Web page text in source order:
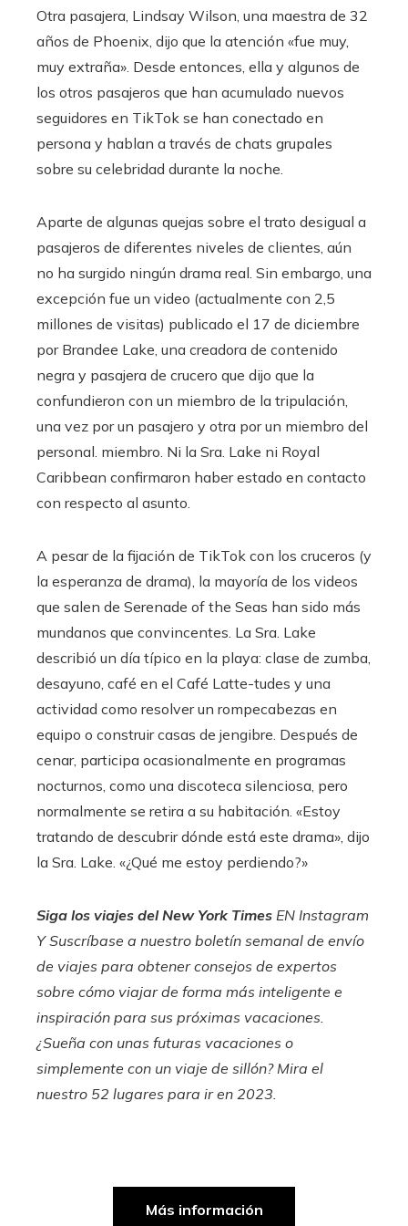
Otra pasajera, Lindsay Wilson, una maestra de 32
años de Phoenix, dijo que la atención «fue muy,
muy extraña». Desde entonces, ella y algunos de
los otros pasajeros que han acumulado nuevos
seguidores en TikTok se han conectado en
persona y hablan a través de chats grupales
sobre su celebridad durante la noche.
Aparte de algunas quejas sobre el trato desigual a
pasajeros de diferentes niveles de clientes, aún
no ha surgido ningún drama real. Sin embargo, una
excepción fue un video (actualmente con 2,5
millones de visitas) publicado el 17 de diciembre
por Brandee Lake, una creadora de contenido
negra y pasajera de crucero que dijo que la
confundieron con un miembro de la tripulación,
una vez por un pasajero y otra por un miembro del
personal. miembro. Ni la Sra. Lake ni Royal
Caribbean confirmaron haber estado en contacto
con respecto al asunto.
A pesar de la fijación de TikTok con los cruceros (y
la esperanza de drama), la mayoría de los videos
que salen de Serenade of the Seas han sido más
mundanos que convincentes. La Sra. Lake
describió un día típico en la playa: clase de zumba,
desayuno, café en el Café Latte-tudes y una
actividad como resolver un rompecabezas en
equipo o construir casas de jengibre. Después de
cenar, participa ocasionalmente en programas
nocturnos, como una discoteca silenciosa, pero
normalmente se retira a su habitación. «Estoy
tratando de descubrir dónde está este drama», dijo
la Sra. Lake. «¿Qué me estoy perdiendo?»
Siga los viajes del New York Times EN Instagram
YSuscríbase a nuestro boletín semanal de envío
de viajes para obtener consejos de expertos
sobre cómo viajar de forma más inteligente e
inspiración para sus próximas vacaciones.
¿Sueña con unas futuras vacaciones o
simplemente con un viaje de sillón? Mira el
nuestro 52 lugares para ir en 2023.
Más información